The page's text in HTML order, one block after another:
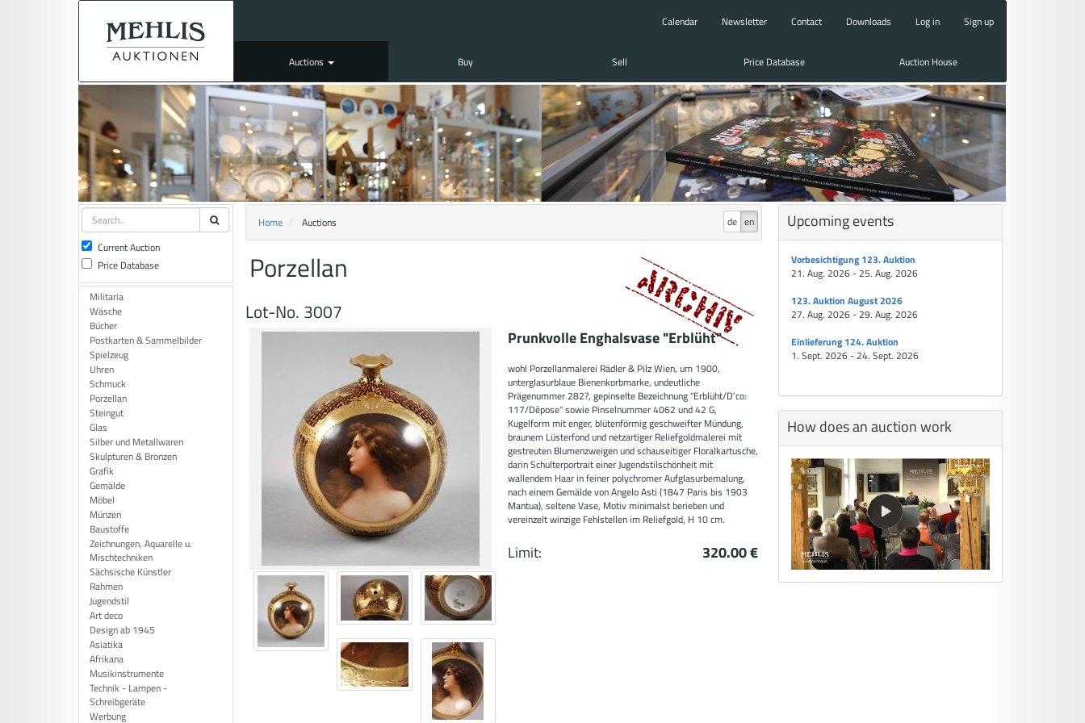
Calendar Newsletter Contact Downloads Log in Sign up
Auctions Buy Sell Price Database Auction House
Current Auction
Price Database
Militaria
Wäsche
Bücher
Postkarten & Sammelbilder
Spielzeug
Uhren
Schmuck
Porzellan
Steingut
Glas
Silber und Metallwaren
Skulpturen & Bronzen
Grafik
Gemälde
Möbel
Münzen
Baustoffe
Zeichnungen, Aquarelle u.
Mischtechniken
Sächsische Künstler
Rahmen
Jugendstil
Art deco
Design ab 1945
Asiatika
Afrikana
Musikinstrumente
Technik - Lampen -
Schreibgeräte
Werbung
de en
Home Auctions
Porzellan
Lot-No. 3007
Prunkvolle Enghalsvase "Erblüht"
wohl Porzellanmalerei Rädler & Pilz Wien, um 1900,
unterglasurblaue Bienenkorbmarke, undeutliche
Prägenummer 282?, gepinselte Bezeichnung "Erblüht/D'co:
117/Dèpose" sowie Pinselnummer 4062 und 42 G,
Kugelform mit enger, blütenförmig geschweifter Mündung,
braunem Lüsterfond und netzartiger Reliefgoldmalerei mit
gestreuten Blumenzweigen und schauseitiger Floralkartusche,
darin Schulterportrait einer Jugendstilschönheit mit
wallendem Haar in feiner polychromer Aufglasurbemalung,
nach einem Gemälde von Angelo Asti (1847 Paris bis 1903
Mantua), seltene Vase, Motiv minimalst berieben und
vereinzelt winzige Fehlstellen im Reliefgold, H 10 cm.
Limit: 320.00 €
Upcoming events
Vorbesichtigung 123. Auktion
21. Aug. 2026 - 25. Aug. 2026
123. Auktion August 2026
27. Aug. 2026 - 29. Aug. 2026
Einlieferung 124. Auktion
1. Sept. 2026 - 24. Sept. 2026
How does an auction work